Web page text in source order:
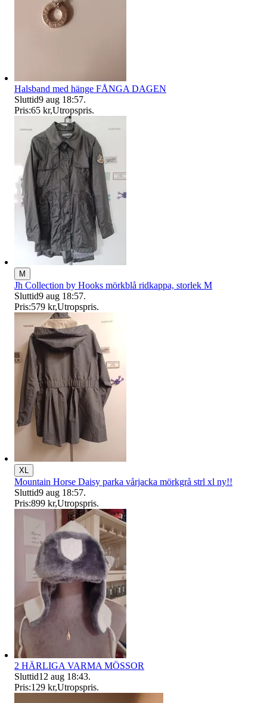
Halsband med hänge FÅNGA DAGEN
Sluttid9 aug 18:57.
Pris:65 kr,Utropspris.
M
Jh Collection by Hooks mörkblå ridkappa, storlek M
Sluttid9 aug 18:57.
Pris:579 kr,Utropspris.
XL
Mountain Horse Daisy parka vårjacka mörkgrå strl xl ny!!
Sluttid9 aug 18:57.
Pris:899 kr,Utropspris.
2 HÄRLIGA VARMA MÖSSOR
Sluttid12 aug 18:43.
Pris:129 kr,Utropspris.